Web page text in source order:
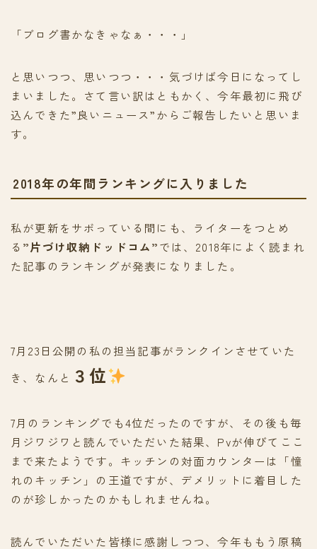
「ブログ書かなきゃなぁ・・・」
と思いつつ、思いつつ・・・気づけば今日になってし
まいました。さて言い訳はともかく、今年最初に飛び
込んできた”良いニュース”からご報告したいと思いま
す。
2018年の年間ランキングに入りました
私が更新をサボっている間にも、ライターをつとめ
る ”片づけ収納ドッドコム”では、2018年によく読まれ
た記事のランキングが発表になりました。
7月23日公開の私の担当記事がランクインさせていた
き、なんと ３位
7月のランキングでも4位だったのですが、その後も毎
月ジワジワと読んでいただいた結果、Pvが伸びてここ
まで来たようです。キッチンの対面カウンターは「憧
れのキッチン」の王道ですが、デメリットに着目した
のが珍しかったのかもしれませんね。
読んでいただいた皆様に感謝しつつ、今年ももう原稿